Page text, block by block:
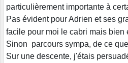
particulièrement importante à
Pas évident pour Adrien et ses
facile pour moi le cabri mais bien
Sinon parcours sympa, de ce
Sur une descente, j'étais